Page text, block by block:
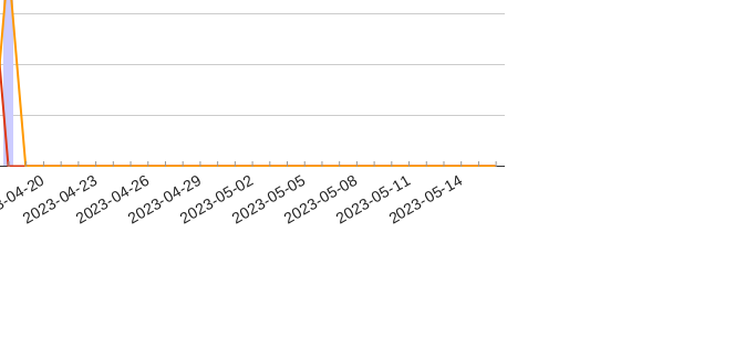
20
2023-04-232023-04-262023-04-292023-05-022023-05-052023-05-082023-05-112023-05-14